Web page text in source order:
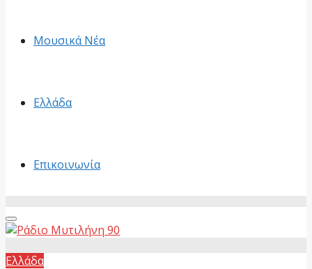
Μουσικά Νέα
Ελλάδα
Επικοινωνία
Primary
Menu
Ελλάδα